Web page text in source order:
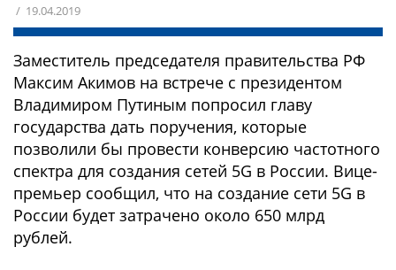
/ 19.04.2019
Заместитель председателя правительства РФ
Максим Акимов на встрече с президентом
Владимиром Путиным попросил главу
государства дать поручения, которые
позволили бы провести конверсию частотного
спектра для создания сетей 5G в России. Вице-
премьер сообщил, что на создание сети 5G в
России будет затрачено около 650 млрд
рублей.